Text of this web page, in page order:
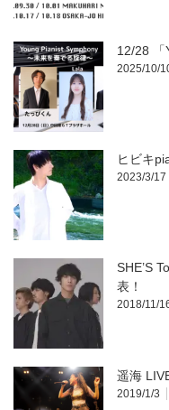
12/28
2025/10/
ヒビキ
2023/3/17
SHE’S
表！
2018/11/
遥海
2019/1/3